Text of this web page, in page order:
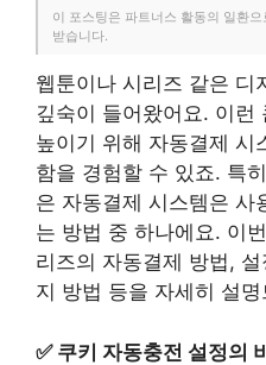
이 포스팅은 파트너스 활동의 일환
받습니다.
웹툰이나 시리즈 같은 디
깊숙이 들어왔어요. 이런
높이기 위해 자동결제 시
함을 경험할 수 있죠. 특
은 자동결제 시스템은 사
는 방법 중 하나에요. 이
리즈의 자동결제 방법,
지 방법 등을 자세히 설
✅ 쿠키 자동충전 설정의